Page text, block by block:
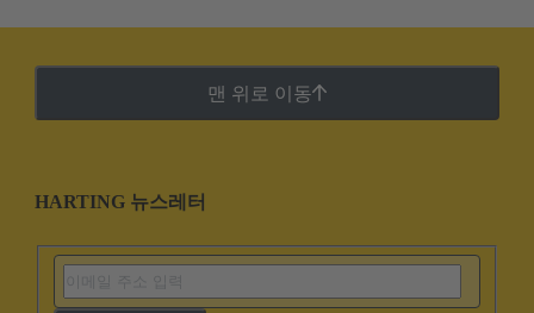
맨 위로 이동
HARTING 뉴스레터